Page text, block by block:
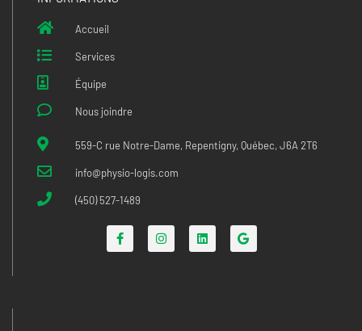
Accueil
Services
Équipe
Nous joindre
559-C rue Notre-Dame, Repentigny, Québec, J6A 2T6
info@physio-logis.com
(450) 527-1489